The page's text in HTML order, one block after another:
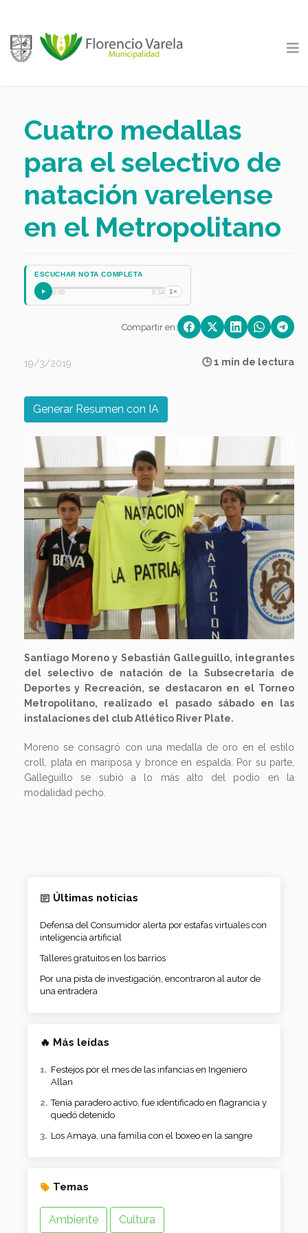
Cuatro medallas
para el selectivo de
natación varelense
en el Metropolitano
ESCUCHAR NOTA COMPLETA
0:00 0:34 1×
Compartir en:
19/3/2019 🕒 1 min de lectura
Generar Resumen con IA
Previous Next
Santiago Moreno y Sebastián Galleguillo, integrantes
del selectivo de natación de la Subsecretaría de
Deportes y Recreación, se destacaron en el Torneo
Metropolitano, realizado el pasado sábado en las
instalaciones del club Atlético River Plate.
Moreno se consagró con una medalla de oro en el estilo
croll, plata en mariposa y bronce en espalda. Por su parte,
Galleguillo se subió a lo más alto del podio en la
modalidad pecho.
Últimas noticias
Defensa del Consumidor alerta por estafas virtuales con
inteligencia artificial
Talleres gratuitos en los barrios
Por una pista de investigación, encontraron al autor de
una entradera
🔥 Más leídas
Festejos por el mes de las infancias en Ingeniero
Allan
Tenía paradero activo, fue identificado en flagrancia y
quedó detenido
Los Amaya, una familia con el boxeo en la sangre
Temas
Ambiente Cultura